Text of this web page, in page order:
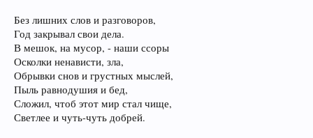
Без лишних слов и разговоров,
Год закрывал свои дела.
В мешок, на мусор, - наши ссоры
Осколки ненависти, зла,
Обрывки снов и грустных мыслей,
Пыль равнодушия и бед,
Сложил, чтоб этот мир стал чище,
Светлее и чуть-чуть добрей.